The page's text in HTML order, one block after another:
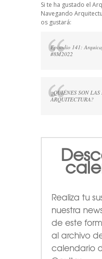
Si te ha gustado el
Navegando
os gustará:
Episodio 141:
#8M2022
¿QUIÉNES SON
ARQUITECTURA?
Realiza tu
nuestra
de este
al archivo
calendario